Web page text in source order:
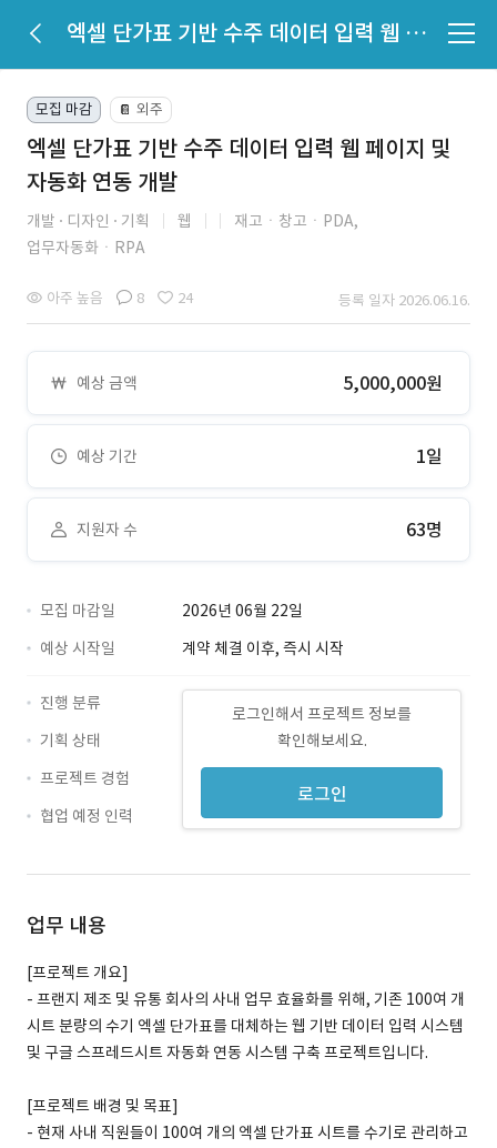
엑셀 단가표 기반 수주 데이터 입력 웹 페이지 및 자동화 연동 개발
모집 마감 📔 외주
엑셀 단가표 기반 수주 데이터 입력 웹 페이지 및
자동화 연동 개발
개발 디자인 기획 웹
재고ㆍ창고ㆍPDA,
업무자동화ㆍRPA
아주 높음 8 24 등록 일자 2026.06.16.
예상 금액 5,000,000원
예상 기간 1일
지원자 수 63명
모집 마감일
2026년 06월 22일
예상 시작일
계약 체결 이후, 즉시 시작
로그인해서 프로젝트 정보를
확인해보세요.
로그인
진행 분류
기획 상태
프로젝트 경험
협업 예정 인력
업무 내용
[프로젝트 개요]
- 프랜지 제조 및 유통 회사의 사내 업무 효율화를 위해, 기존 100여 개
시트 분량의 수기 엑셀 단가표를 대체하는 웹 기반 데이터 입력 시스템
및 구글 스프레드시트 자동화 연동 시스템 구축 프로젝트입니다.
[프로젝트 배경 및 목표]
- 현재 사내 직원들이 100여 개의 엑셀 단가표 시트를 수기로 관리하고